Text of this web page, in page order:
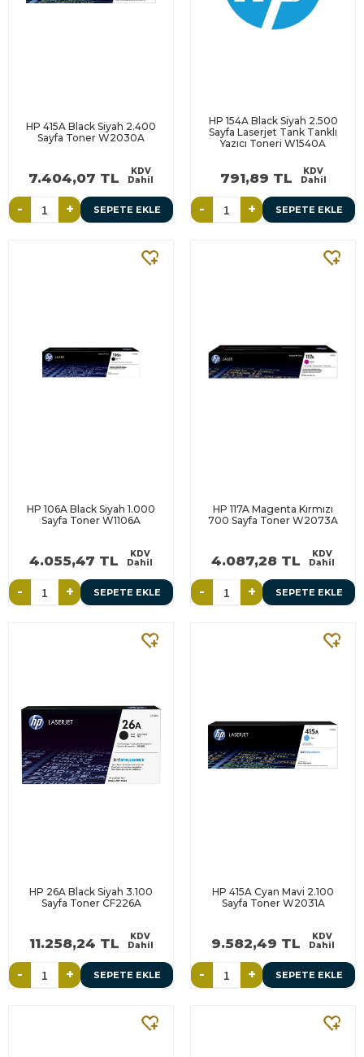
HP 415A Black Siyah 2.400
Sayfa Toner W2030A
7.404,07 TL
KDV
Dahil
- + SEPETE EKLE
HP 154A Black Siyah 2.500
Sayfa Laserjet Tank Tanklı
Yazıcı Toneri W1540A
791,89 TL
KDV
Dahil
- + SEPETE EKLE
HP 106A Black Siyah 1.000
Sayfa Toner W1106A
4.055,47 TL
KDV
Dahil
- + SEPETE EKLE
HP 117A Magenta Kırmızı
700 Sayfa Toner W2073A
4.087,28 TL
KDV
Dahil
- + SEPETE EKLE
HP 26A Black Siyah 3.100
Sayfa Toner CF226A
11.258,24 TL
KDV
Dahil
- + SEPETE EKLE
HP 415A Cyan Mavi 2.100
Sayfa Toner W2031A
9.582,49 TL
KDV
Dahil
- + SEPETE EKLE